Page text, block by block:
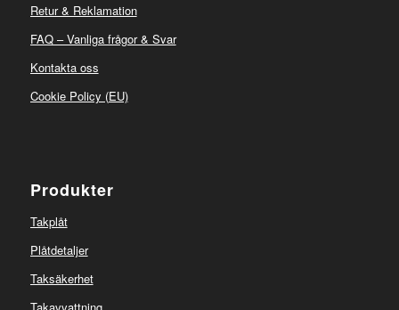
Retur & Reklamation
FAQ – Vanliga frågor & Svar
Kontakta oss
Cookie Policy (EU)
Produkter
Takplåt
Plåtdetaljer
Taksäkerhet